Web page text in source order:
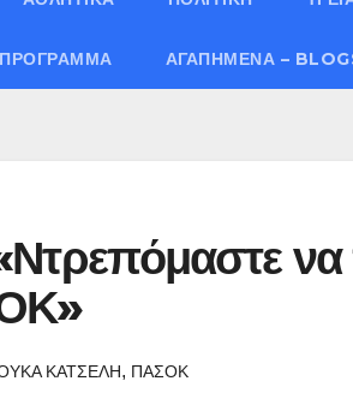
ΠΡΌΓΡΑΜΜΑ ΑΓΑΠΗΜΈΝΑ –
να
ΚΑΤΣΕΛΗ, ΠΑΣΟΚ